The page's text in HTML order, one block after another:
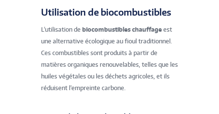
Utilisation de biocombustibles
L'utilisation de biocombustibles chauffage est
une alternative écologique au fioul traditionnel.
Ces combustibles sont produits à partir de
matières organiques renouvelables, telles que les
huiles végétales ou les déchets agricoles, et ils
réduisent l'empreinte carbone.